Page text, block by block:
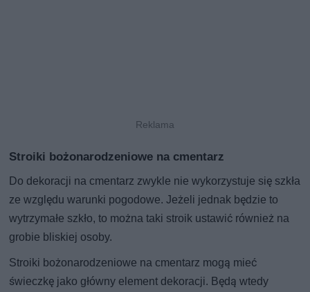
Stroiki bożonarodzeniowe na cmentarz
Do dekoracji na cmentarz zwykle nie wykorzystuje się szkła
ze względu warunki pogodowe. Jeżeli jednak będzie to
wytrzymałe szkło, to można taki stroik ustawić również na
grobie bliskiej osoby.
Stroiki bożonarodzeniowe na cmentarz mogą mieć
świeczkę jako główny element dekoracji. Będą wtedy